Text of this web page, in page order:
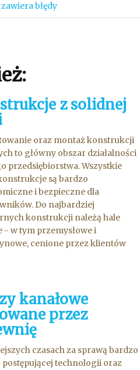
błędy
z solidnej
oraz montaż konstrukcji
to główny obszar działalności
przedsiębiorstwa. Wszystkie
są bardzo
i bezpieczne dla
Do najbardziej
konstrukcji należą hale
- w tym przemysłowe i
cenione przez klientów
kanałowe
przez
czasach za sprawą bardzo
postępującej technologii oraz